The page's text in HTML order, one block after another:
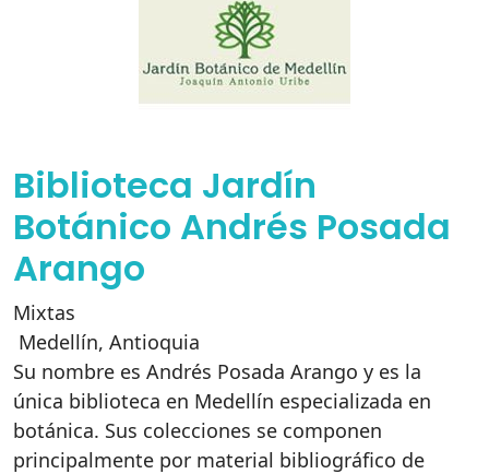
Biblioteca Jardín
Botánico Andrés Posada
Arango
Mixtas
Medellín, Antioquia
Su nombre es Andrés Posada Arango y es la
única biblioteca en Medellín especializada en
botánica. Sus colecciones se componen
principalmente por material bibliográfico de